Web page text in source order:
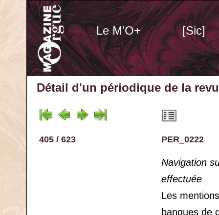
Le M’O+ [Sic]
Détail d'un périodique de la
405 / 623 PER_0222
Navigation
effectuée
Les
banques de